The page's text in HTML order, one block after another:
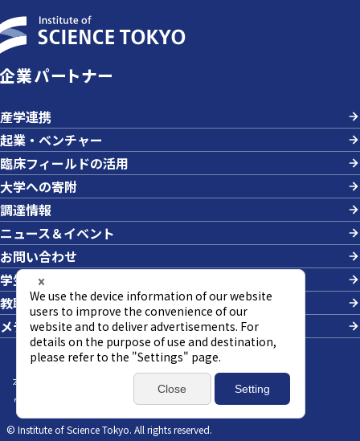
企業パートナー
産学連携
起業・ベンチャー
臨床フィールドの活用
大学への寄附
調達情報
ニュース＆イベント
お問い合わせ
学生の採用
教職員への業務依頼
メディアの方
本サイトについて
個人情報の取り扱い
ウェブアクセシビリティ方針
© Institute of Science Tokyo. All rights reserved.